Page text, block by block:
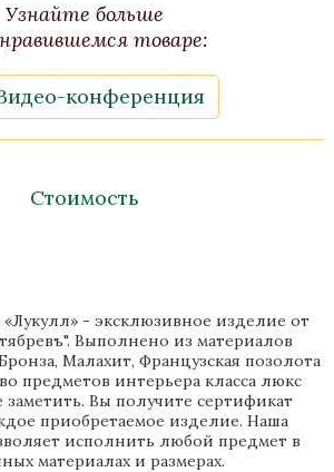
Узнайте больше
товаре:
конференция
Стоимость
- эксклюзивное изделие от
Выполнено из материалов
Малахит, Французская позолота
предметов интерьера класса люкс
Вы получите сертификат
приобретаемое изделие. Наша
исполнить любой предмет в
материалах и размерах.